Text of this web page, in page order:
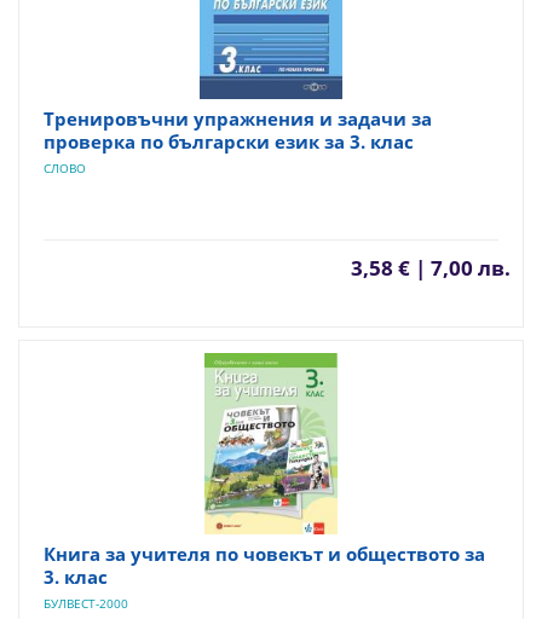
Тренировъчни упражнения и задачи за
проверка по български език за 3. клас
СЛОВО
3,58 € | 7,00 лв.
Книга за учителя по човекът и обществото за
3. клас
БУЛВЕСТ-2000